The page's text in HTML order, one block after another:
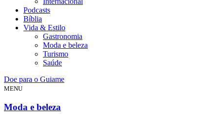
Podcasts
Bíblia
Vida & Estilo
Gastronomia
Moda e beleza
Turismo
Saúde
Doe para o Guiame
MENU
Moda e beleza